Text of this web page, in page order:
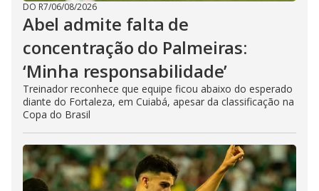
DO R7/06/08/2026
Abel admite falta de
concentração do Palmeiras:
‘Minha responsabilidade’
Treinador reconhece que equipe ficou abaixo do esperado
diante do Fortaleza, em Cuiabá, apesar da classificação na
Copa do Brasil